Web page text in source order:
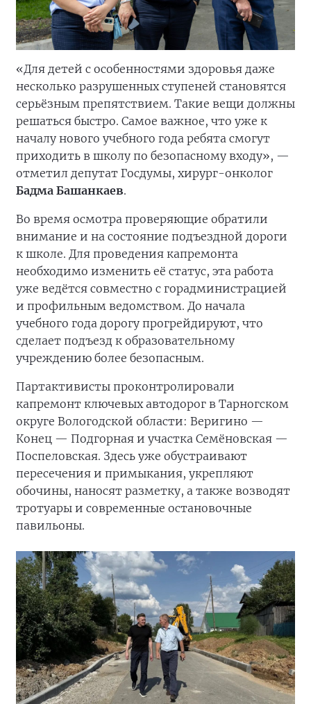
«Для детей с особенностями здоровья даже
несколько разрушенных ступеней становятся
серьёзным препятствием. Такие вещи должны
решаться быстро. Самое важное, что уже к
началу нового учебного года ребята смогут
приходить в школу по безопасному входу», —
отметил депутат Госдумы, хирург-онколог
Бадма Башанкаев.
Во время осмотра проверяющие обратили
внимание и на состояние подъездной дороги
к школе. Для проведения капремонта
необходимо изменить её статус, эта работа
уже ведётся совместно с горадминистрацией
и профильным ведомством. До начала
учебного года дорогу прогрейдируют, что
сделает подъезд к образовательному
учреждению более безопасным.
Партактивисты проконтролировали
капремонт ключевых автодорог в Тарногском
округе Вологодской области: Веригино —
Конец — Подгорная и участка Семёновская —
Поспеловская. Здесь уже обустраивают
пересечения и примыкания, укрепляют
обочины, наносят разметку, а также возводят
тротуары и современные остановочные
павильоны.